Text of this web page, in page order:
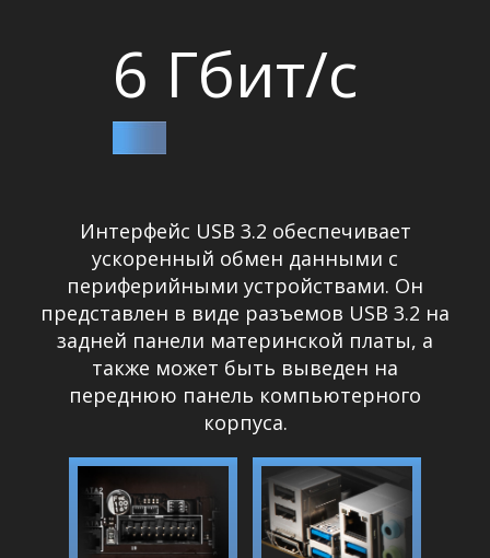
6 Гбит/с
Интерфейс USB 3.2 обеспечивает
ускоренный обмен данными с
периферийными устройствами. Он
представлен в виде разъемов USB 3.2 на
задней панели материнской платы, а
также может быть выведен на
переднюю панель компьютерного
корпуса.